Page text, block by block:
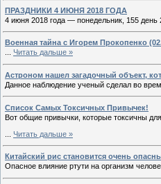
ПРАЗДНИКИ 4 ИЮНЯ 2018 ГОДА
4 июня 2018 года — понедельник, 155 день
Военная тайна с Игорем Прокопенко
... Читать дальше »
Астроном нашел загадочный объект,
Данное наблюдение ученый сделал во
Список Самых Токсичных Привычек!
Вот общие привычки, которые токсичны
Читать дальше »
Китайский рис становится очень
Опасное влияние ртути на организм